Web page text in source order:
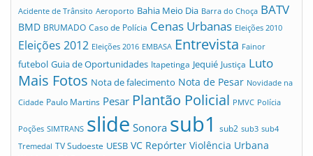
Acidente de Trânsito Aeroporto Bahia Meio Dia Barra do Choça BATV
BMD BRUMADO Caso de Polícia Cenas Urbanas Eleições 2010
Eleições 2012 Eleições 2016 EMBASA Entrevista Fainor
futebol Guia de Oportunidades Itapetinga Jequié Justiça Luto
Mais Fotos Nota de falecimento Nota de Pesar Novidade na
Cidade Paulo Martins Pesar Plantão Policial PMVC Polícia
Poções SIMTRANS slide Sonora sub1 sub2 sub3 sub4
Tremedal TV Sudoeste UESB VC Repórter Violência Urbana